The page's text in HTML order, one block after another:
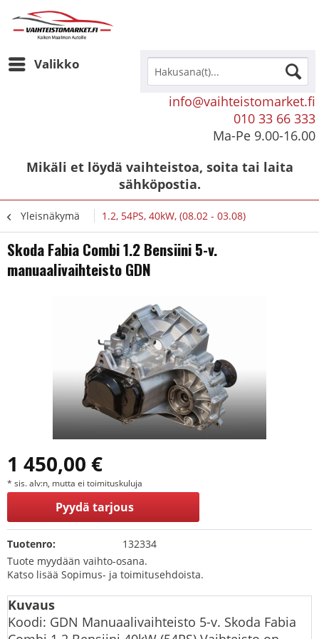
Valikko
info@vaihteistomarket.fi
010 33 66 333
Ma-Pe 9.00-16.00
Mikäli et löydä vaihteistoa, soita tai laita
sähköpostia.
Yleisnäkymä 1.2, 54PS, 40kW, (08.02 - 03.08)
Skoda Fabia Combi 1.2 Bensiini 5-v.
manuaalivaihteisto GDN
1 450,00 €
* sis. alv:n, mutta ei toimituskuluja
Pyydä tarjous
Tuotenro:
132334
Tuote myydään vaihto-osana.
Katso lisää Sopimus- ja toimitusehdoista.
Kuvaus
Koodi: GDN Manuaalivaihteisto 5-v. Skoda Fabia